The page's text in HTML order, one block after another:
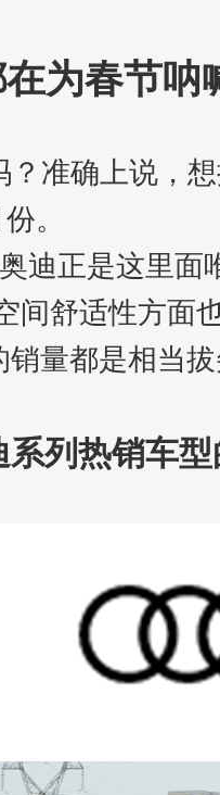
为春节
？准确上说，
。
迪正是这里面
间舒适性方面
量都是相当
系列热销车